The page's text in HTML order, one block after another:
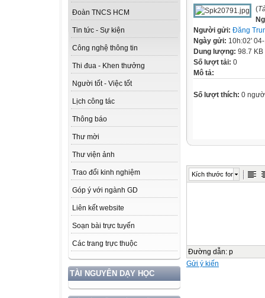
Đoàn TNCS HCM
Tin tức - Sự kiện
Công nghệ thông tin
Thi đua - Khen thưởng
Người tốt - Việc tốt
Lịch công tác
Thông báo
Thư mời
Thư viện ảnh
Trao đổi kinh nghiệm
Góp ý với ngành GD
Liên kết website
Soạn bài trực tuyến
Các trang trực thuộc
TÀI NGUYÊN DẠY HỌC
(
Người gửi: Đăng
Ngày gửi: 10h:02'
Dung lượng: 98.7 KB
Số lượt tải: 0
Mô tả:
Số lượt thích: 0
Kích thước font
Đường dẫn: p
Gửi ý kiến